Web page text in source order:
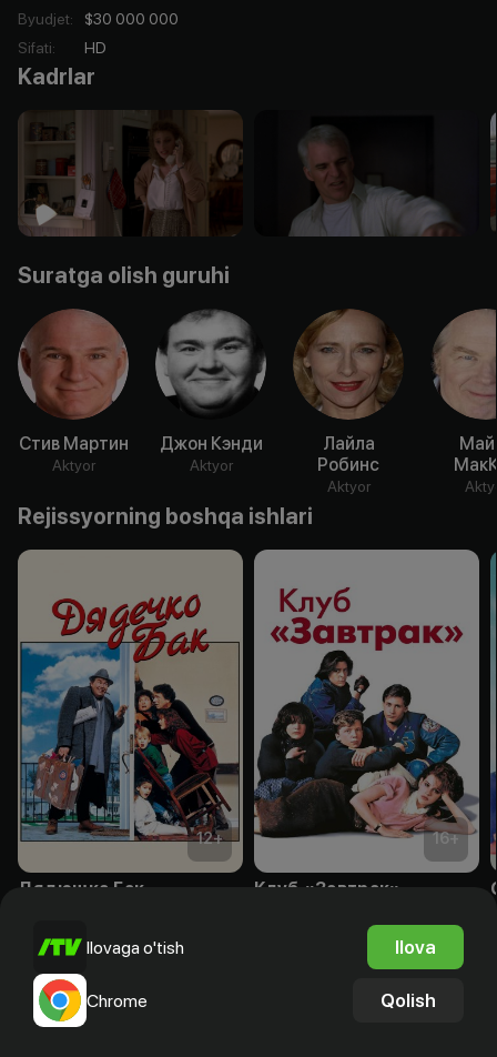
Byudjet:
$30 000 000
Sifati: HD
Kadrlar
Suratga olish guruhi
Стив Мартин
Aktyor
Джон Кэнди
Aktyor
Лайла
Робинс
Aktyor
Rejissyorning boshqa ishlari
12+
Дядюшка Бак
16+
Клуб «Завтрак»
Ilovaga o'tish Ilova
Chrome Qolish